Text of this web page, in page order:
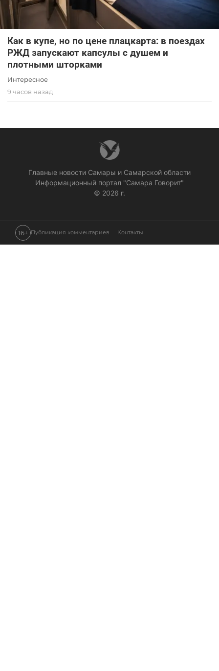
Как в купе, но по цене плацкарта: в поездах
РЖД запускают капсулы с душем и
плотными шторками
Интересное
9 часов назад
Главные новости Самары и Самарской области
Информационный портал "Самара Говорит"
© 2026 г.
16+ Публикация комментариев Контакты